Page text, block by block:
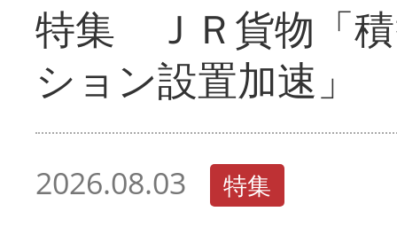
特集 ＪＲ貨物「
ション設置加速」
2026.08.03 特集